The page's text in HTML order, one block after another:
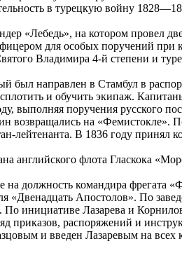
в турецкую войну
«Лебедь», на котором провел
для особых поручений
Владимира 4-й степени и
был направлен в Стамбул в
и обучить экипаж.
выполняя поручения русского
возвращались на «Фемистокле».
лейтенанта. В 1836 году принял
английского флота Гласкока
должность командира фрегата
«Двенадцать Апостолов». По
По инициативе Лазарева и
приказов, распоряжений и
и введен Лазаревым на